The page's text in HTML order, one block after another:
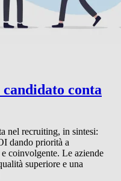
candidato conta
nel recruiting, in sintesi:
dando priorità a
e coinvolgente. Le aziende
superiore e una